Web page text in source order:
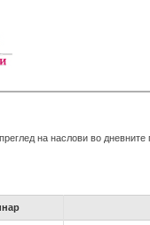
на наслови во